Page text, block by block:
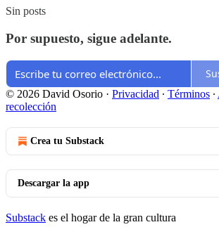
Sin posts
Por supuesto, sigue adelante.
© 2026 David Osorio · Privacidad ∙ Términos ∙
recolección
Crea tu Substack
Descargar la app
Substack es el hogar de la gran cultura